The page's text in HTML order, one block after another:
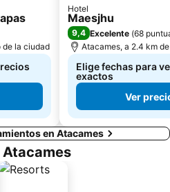
de la ciudad
Hotel
Maesjhu
9,4 Excelente (68
Atacames, a 2.4 km
Elige fechas para
exactos
Ver
en Atacames